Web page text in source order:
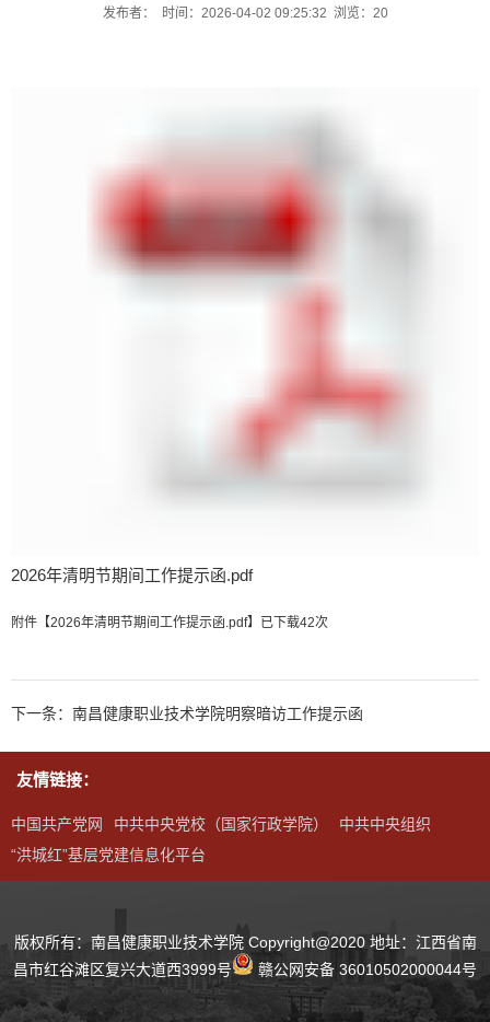
发布者： 时间：2026-04-02 09:25:32 浏览： 20
2026年清明节期间工作提示函.pdf
附件【2026年清明节期间工作提示函.pdf】已下载42次
下一条：南昌健康职业技术学院明察暗访工作提示函
友情链接：
中国共产党网 中共中央党校（国家行政学院）
中共中央组织
“洪城红”基层党建信息化平台
版权所有：南昌健康职业技术学院 Copyright@2020 地址：江西省南
昌市红谷滩区复兴大道西3999号
赣公网安备 36010502000044号